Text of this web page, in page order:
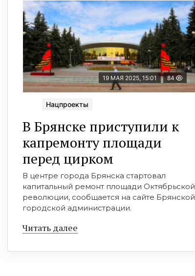
19 МАЯ 2025, 15:01 84
Нацпроекты
В Брянске приступили к
капремонту площади
перед цирком
В центре города Брянска стартовал
капитальный ремонт площади Октябрьской
революции, сообщается на сайте Брянской
городской администрации.
Читать далее